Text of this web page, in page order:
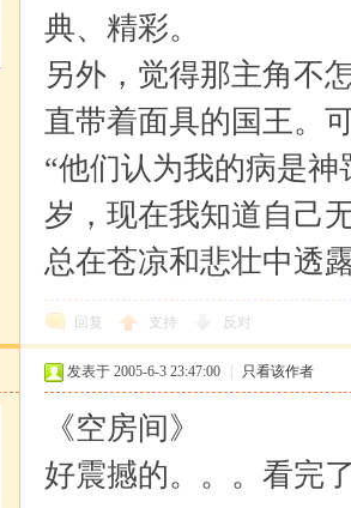
典、精彩。
另外，觉得那主角不
直带着面具的国王。
“他们认为我的病是
岁，现在我知道自己
总在苍凉和悲壮中透
回复 支持 反对
发表于 2005-6-3 23:47:00 只看该作者
《空房间》
好震撼的。。。看完